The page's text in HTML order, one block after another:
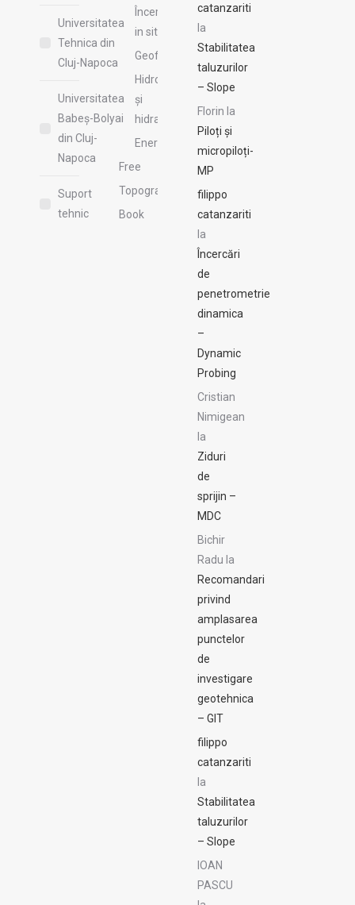
Universitatea
Tehnica din
Cluj-Napoca
Universitatea
Babeș-Bolyai
din Cluj-
Napoca
Suport
tehnic
Încercări
in situ
Geofizică
Hidrologie
şi
hidraulică
Energy
Free
Topografie
Book
catanzariti
la
Stabilitatea
taluzurilor
– Slope
Florin la
Piloți și
micropiloți-
MP
filippo
catanzariti
la
Încercări
de
penetrometrie
dinamica
–
Dynamic
Probing
Cristian
Nimigean
la
Ziduri
de
sprijin –
MDC
Bichir
Radu la
Recomandari
privind
amplasarea
punctelor
de
investigare
geotehnica
– GIT
filippo
catanzariti
la
Stabilitatea
taluzurilor
– Slope
IOAN
PASCU